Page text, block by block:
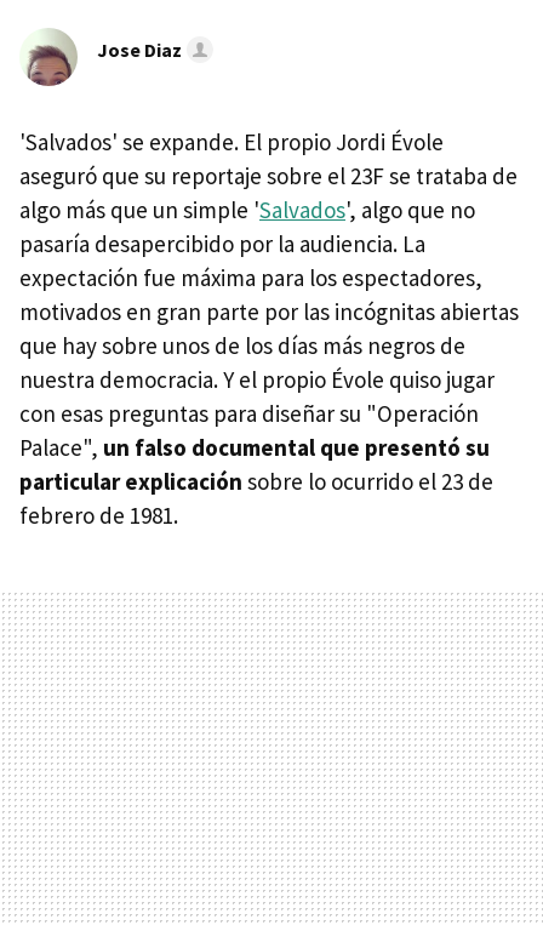
Jose Diaz
'Salvados' se expande. El propio Jordi Évole
aseguró que su reportaje sobre el 23F se trataba de
algo más que un simple 'Salvados', algo que no
pasaría desapercibido por la audiencia. La
expectación fue máxima para los espectadores,
motivados en gran parte por las incógnitas abiertas
que hay sobre unos de los días más negros de
nuestra democracia. Y el propio Évole quiso jugar
con esas preguntas para diseñar su "Operación
Palace", un falso documental que presentó su
particular explicación sobre lo ocurrido el 23 de
febrero de 1981.